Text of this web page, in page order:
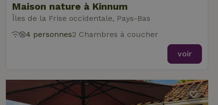
Maison nature à Kinnum
Îles de la Frise occidentale, Pays-Bas
4 personnes2 Chambres à coucher
voir